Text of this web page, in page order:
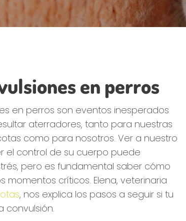
en perros
en perros son eventos inesperados
aterradores, tanto para nuestras
como para nosotros. Ver a nuestro
el control de su cuerpo puede
pero es fundamental saber cómo
momentos críticos. Elena, veterinaria
, nos explica los pasos a seguir si tu
convulsión.